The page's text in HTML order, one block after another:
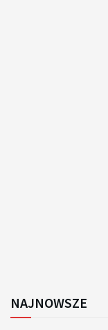
NAJNOWSZE